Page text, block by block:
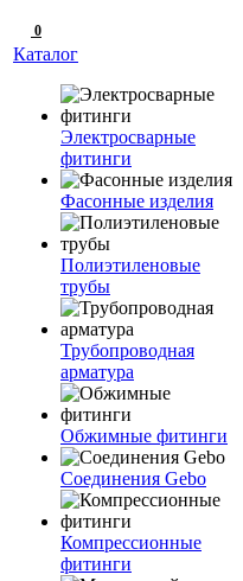
0
Каталог
Электросварные
фитинги
Фасонные изделия
Полиэтиленовые
трубы
Трубопроводная
арматура
Обжимные фитинги
Соединения Gebo
Компрессионные
фитинги